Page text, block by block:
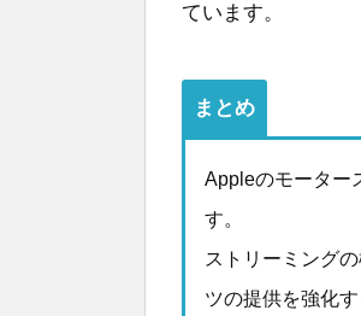
ています。
まとめ
Appleのモーター
す。
ストリーミング
ツの提供を強化